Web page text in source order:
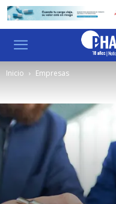
Inicio Empresas